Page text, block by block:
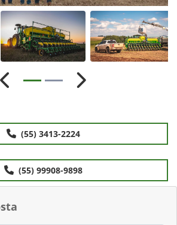
Anterior Próximo
(55) 3413-2224
(55) 99908-9898